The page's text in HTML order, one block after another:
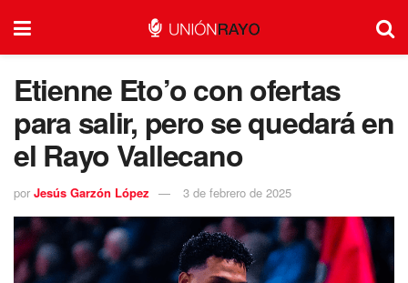
Etienne Eto’o con ofertas
para salir, pero se quedará en
el Rayo Vallecano
por Jesús Garzón López 3 de febrero de 2025